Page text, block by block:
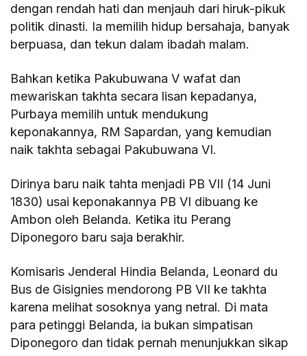
dengan rendah hati dan menjauh dari hiruk-pikuk
politik dinasti. Ia memilih hidup bersahaja, banyak
berpuasa, dan tekun dalam ibadah malam.
Bahkan ketika Pakubuwana V wafat dan
mewariskan takhta secara lisan kepadanya,
Purbaya memilih untuk mendukung
keponakannya, RM Sapardan, yang kemudian
naik takhta sebagai Pakubuwana VI.
Dirinya baru naik tahta menjadi PB VII (14 Juni
1830) usai keponakannya PB VI dibuang ke
Ambon oleh Belanda. Ketika itu Perang
Diponegoro baru saja berakhir.
Komisaris Jenderal Hindia Belanda, Leonard du
Bus de Gisignies mendorong PB VII ke takhta
karena melihat sosoknya yang netral. Di mata
para petinggi Belanda, ia bukan simpatisan
Diponegoro dan tidak pernah menunjukkan sikap